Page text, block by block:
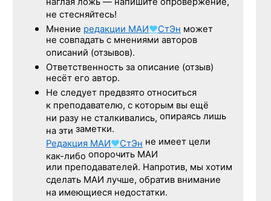
наглая ложь — напишите опровержение,
не стесняйтесь!
Мнение редакции МАИ♥СтЭн может
не совпадать с мнениями авторов
описаний (отзывов).
Ответственность за описание (отзыв)
несёт его автор.
Не следует предвзято относиться
к преподавателю, с которым вы ещё
ни разу не сталкивались, опираясь лишь
на эти заметки.
Редакция МАИ♥СтЭн не имеет цели
как-либо опорочить МАИ
или преподавателей. Напротив, мы хотим
сделать МАИ лучше, обратив внимание
на имеющиеся недостатки.